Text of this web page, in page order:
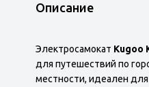
Описание
Электросамокат Kugoo
для путешествий по
местности, идеален